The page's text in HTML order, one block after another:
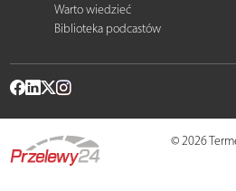
Warto wiedzieć
Biblioteka podcastów
© 2026